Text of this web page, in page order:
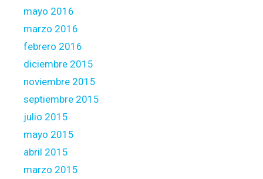
mayo 2016
marzo 2016
febrero 2016
diciembre 2015
noviembre 2015
septiembre 2015
julio 2015
mayo 2015
abril 2015
marzo 2015